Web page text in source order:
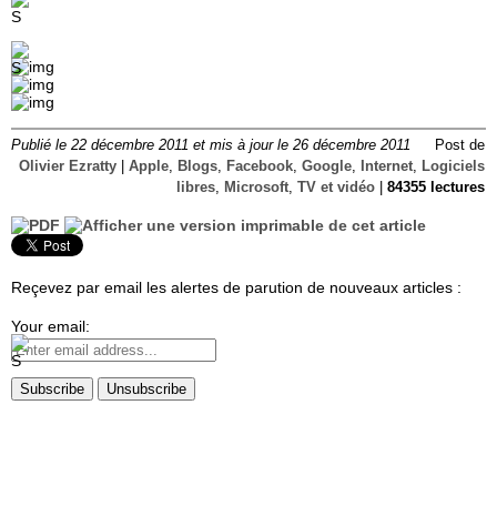
Publié le 22 décembre 2011 et mis à jour le 26 décembre 2011
Post de
Olivier Ezratty
Apple, Blogs, Facebook, Google, Internet, Logiciels
libres, Microsoft, TV et vidéo 84355 lectures
Reçevez par email les alertes de parution de nouveaux articles :
Your email: